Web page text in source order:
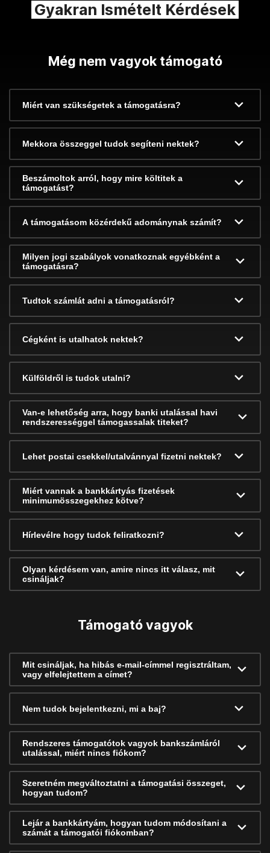
Gyakran Ismételt Kérdések
Még nem vagyok támogató
Miért van szükségetek a támogatásra?
Mekkora összeggel tudok segíteni nektek?
Beszámoltok arról, hogy mire költitek a
támogatást?
A támogatásom közérdekű adománynak számít?
Milyen jogi szabályok vonatkoznak egyébként a
támogatásra?
Tudtok számlát adni a támogatásról?
Cégként is utalhatok nektek?
Külföldről is tudok utalni?
Van-e lehetőség arra, hogy banki utalással havi
rendszerességgel támogassalak titeket?
Lehet postai csekkel/utalvánnyal fizetni nektek?
Miért vannak a bankkártyás fizetések
minimumösszegekhez kötve?
Hírlevélre hogy tudok feliratkozni?
Olyan kérdésem van, amire nincs itt válasz, mit
csináljak?
Támogató vagyok
Mit csináljak, ha hibás e-mail-címmel regisztráltam,
vagy elfelejtettem a címet?
Nem tudok bejelentkezni, mi a baj?
Rendszeres támogatótok vagyok bankszámláról
utalással, miért nincs fiókom?
Szeretném megváltoztatni a támogatási összeget,
hogyan tudom?
Lejár a bankkártyám, hogyan tudom módosítani a
számát a támogatói fiókomban?